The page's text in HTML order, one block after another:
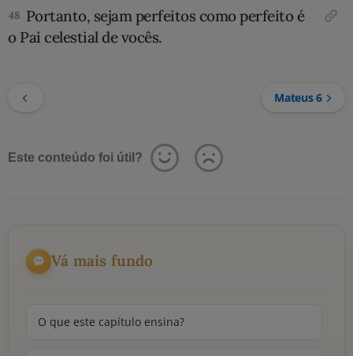
48 Portanto, sejam perfeitos como perfeito é
o Pai celestial de vocês.
Mateus 6
Este conteúdo foi útil?
Vá mais fundo
O que este capítulo ensina?